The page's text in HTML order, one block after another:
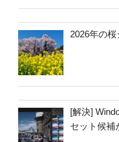
2026年の
[解決]
セット候補